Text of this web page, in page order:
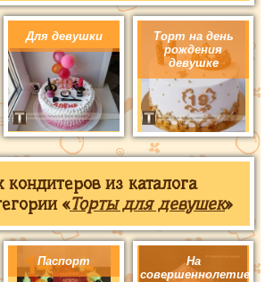
Для девушки
Торт на день
рождения
девушке
из каталога
«Торты для девушек»
Паспорт
На
совершеннолетие